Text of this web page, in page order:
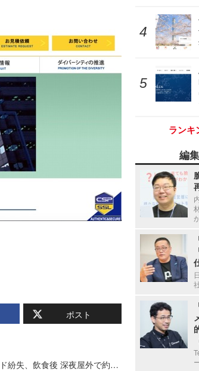
ポスト
中学校教員がSDカード紛失、飲食後 深夜屋外で約50分間眠り込む
ランキ
編